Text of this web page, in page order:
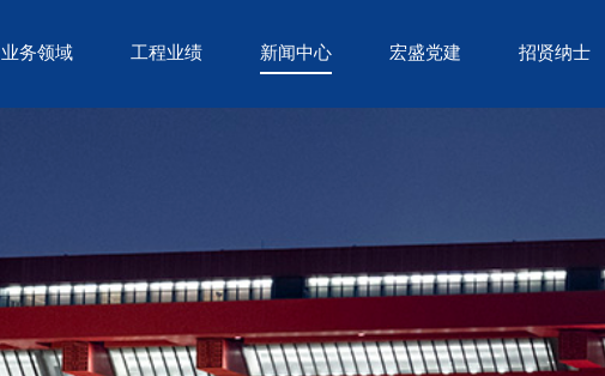
业务领域 工程业绩 新闻中心 宏盛党建 招贤纳士